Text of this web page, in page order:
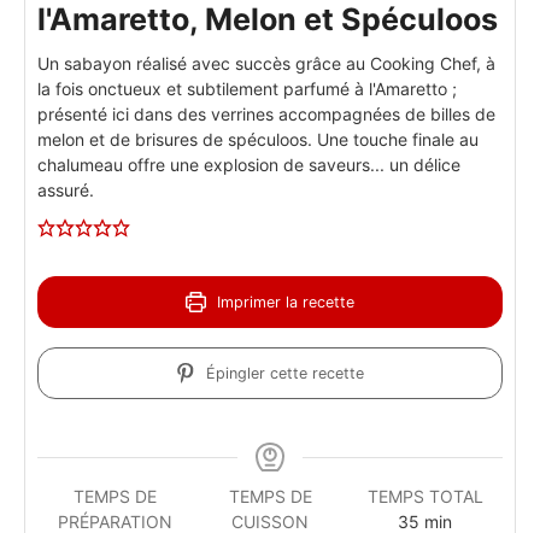
l'Amaretto, Melon et Spéculoos
Un sabayon réalisé avec succès grâce au Cooking Chef, à
la fois onctueux et subtilement parfumé à l'Amaretto ;
présenté ici dans des verrines accompagnées de billes de
melon et de brisures de spéculoos. Une touche finale au
chalumeau offre une explosion de saveurs... un délice
assuré.
Imprimer la recette
Épingler cette recette
TEMPS DE
PRÉPARATION
TEMPS DE
CUISSON
TEMPS TOTAL
35 min